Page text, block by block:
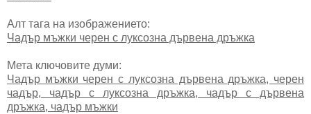
Алт тага на изображението:
Чадър мъжки черен с луксозна дървена дръжка
Мета ключовите думи:
Чадър мъжки черен с луксозна дървена дръжка, черен
чадър, чадър с луксозна дръжка, чадър с дървена
дръжка, чадър мъжки